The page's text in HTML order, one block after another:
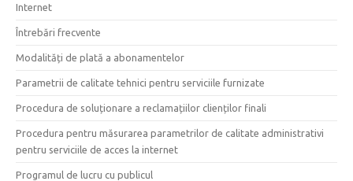
Internet
Întrebări frecvente
Modalități de plată a abonamentelor
Parametrii de calitate tehnici pentru serviciile furnizate
Procedura de soluționare a reclamațiilor clienților finali
Procedura pentru măsurarea parametrilor de calitate administrativi
pentru serviciile de acces la internet
Programul de lucru cu publicul